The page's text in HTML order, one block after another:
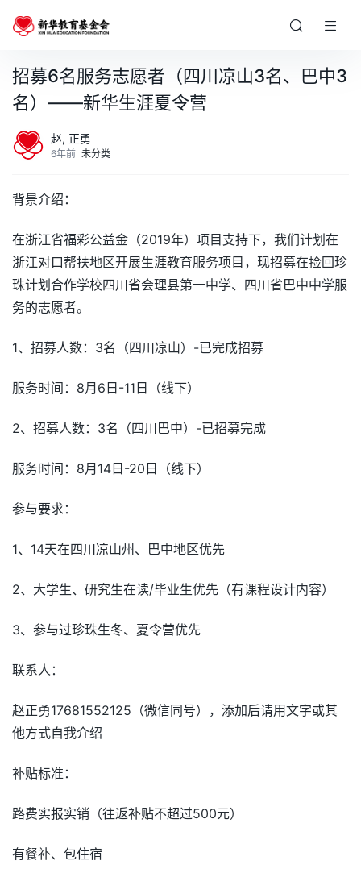
招募6名服务志愿者（四川凉山3名、巴中3
名）——新华生涯夏令营
赵, 正勇
6年前 未分类
背景介绍：
在浙江省福彩公益金（2019年）项目支持下，我们计划在
浙江对口帮扶地区开展生涯教育服务项目，现招募在捡回珍
珠计划合作学校四川省会理县第一中学、四川省巴中中学服
务的志愿者。
1、招募人数：3名（四川凉山）-已完成招募
服务时间：8月6日-11日（线下）
2、招募人数：3名（四川巴中）-已招募完成
服务时间：8月14日-20日（线下）
参与要求：
1、14天在四川凉山州、巴中地区优先
2、大学生、研究生在读/毕业生优先（有课程设计内容）
3、参与过珍珠生冬、夏令营优先
联系人：
赵正勇17681552125（微信同号），添加后请用文字或其
他方式自我介绍
补贴标准：
路费实报实销（往返补贴不超过500元）
有餐补、包住宿